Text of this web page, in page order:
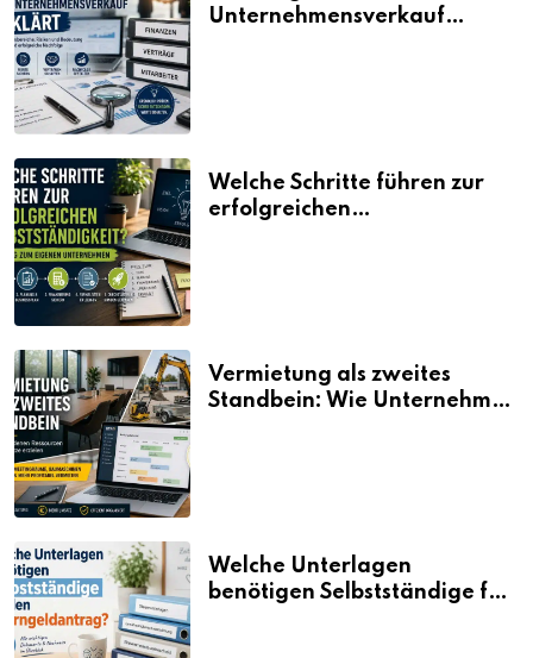
Unternehmensverkauf
Welche Schritte führen zur
erfolgreichen
Vermietung als zweites
Standbein: Wie Unternehmen
Welche Unterlagen
benötigen Selbstständige für